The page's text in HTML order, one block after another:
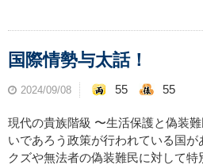
国際情勢与太話！
2024/09/08 55 55
現代の貴族階級 〜生活保護と偽装
いであろう政策が行われている国
クズや無法者の偽装難民に対して